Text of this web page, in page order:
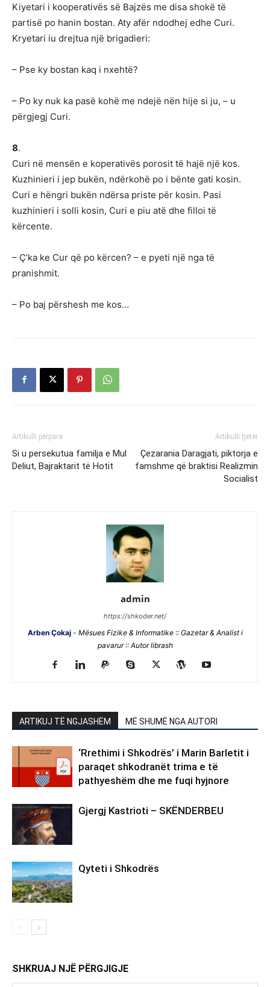
Kiyetari i kooperativës së Bajzës me disa shokë të
partisë po hanin bostan. Aty afër ndodhej edhe Curi.
Kryetari iu drejtua një brigadieri:
– Pse ky bostan kaq i nxehtë?
– Po ky nuk ka pasë kohë me ndejë nën hije si ju, – u
përgjegj Curi.
8.
Curi në mensën e koperativës porosit të hajë një kos.
Kuzhinieri i jep bukën, ndërkohë po i bënte gati kosin.
Curi e hëngri bukën ndërsa priste për kosin. Pasi
kuzhinieri i solli kosin, Curi e piu atë dhe filloi të
kërcente.
– Ç’ka ke Cur që po kërcen? – e pyeti një nga të
pranishmit.
– Po baj përshesh me kos…
Artikulli përpara
Si u persekutua familja e Mul
Deliut, Bajraktarit të Hotit
Artikulli tjetër
Çezarania Daragjati, piktorja e
famshme që braktisi Realizmin
Socialist
admin
https://shkoder.net/
Arben Çokaj- Mësues Fizike & Informatike :: Gazetar & Analist i
pavarur :: Autor librash
ARTIKUJ TË NGJASHËM MË SHUMË NGA AUTORI
‘Rrethimi i Shkodrës’ i Marin Barletit i
paraqet shkodranët trima e të
pathyeshëm dhe me fuqi hyjnore
Gjergj Kastrioti – SKËNDERBEU
Qyteti i Shkodrës
SHKRUAJ NJË PËRGJIGJE